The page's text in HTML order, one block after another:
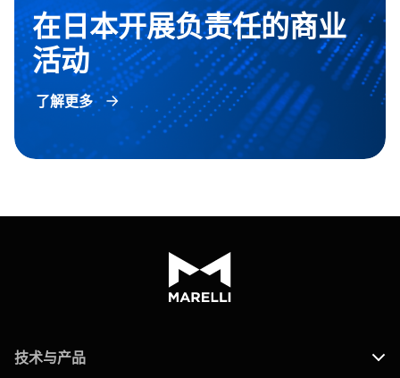
在日本开展负责任的商业
活动
了解更多
技术与产品